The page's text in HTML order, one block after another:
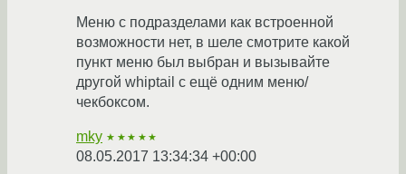
Меню с подразделами как встроенной
возможности нет, в шеле смотрите какой
пункт меню был выбран и вызывайте
другой whiptail с ещё одним меню/
чекбоксом.
mky ★★★★★
08.05.2017 13:34:34 +00:00